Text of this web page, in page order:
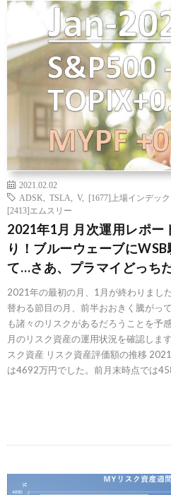
2021.02.02
ADSK
TSLA V, [1677]上場インデッ
[2413]エムスリー
2021年1月 月次運用レポー
り！ブルーウェーブに
て…さあ、プラマイどっち
2021年の最初の月、1月が終わりまし
替わる節目の月、前半おおきく騰がっ
も諸々のリスクがあるだろうことを予
月のリスク資産の運用状況を確認しま
スク資産 リスク資産評価額の推移
は4692万円でした。前月末時点では